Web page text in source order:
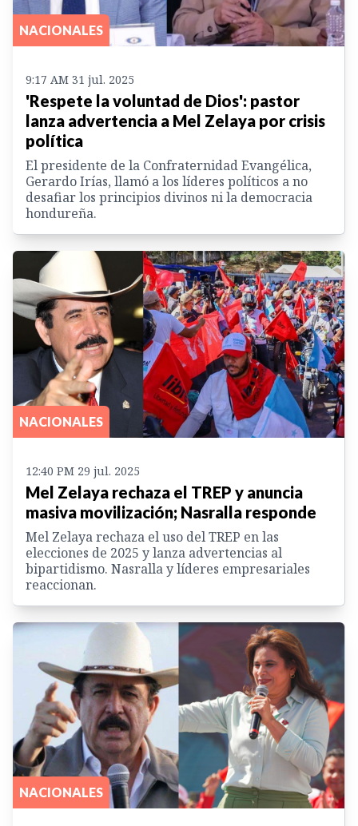
NACIONALES
9:17 AM 31 jul. 2025
'Respete la voluntad de Dios': pastor
lanza advertencia a Mel Zelaya por crisis
política
El presidente de la Confraternidad Evangélica,
Gerardo Irías, llamó a los líderes políticos a no
desafiar los principios divinos ni la democracia
hondureña.
NACIONALES
12:40 PM 29 jul. 2025
Mel Zelaya rechaza el TREP y anuncia
masiva movilización; Nasralla responde
Mel Zelaya rechaza el uso del TREP en las
elecciones de 2025 y lanza advertencias al
bipartidismo. Nasralla y líderes empresariales
reaccionan.
NACIONALES